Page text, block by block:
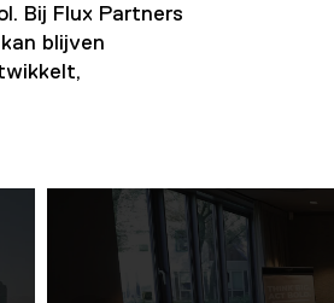
Bij Flux Partners
blijven